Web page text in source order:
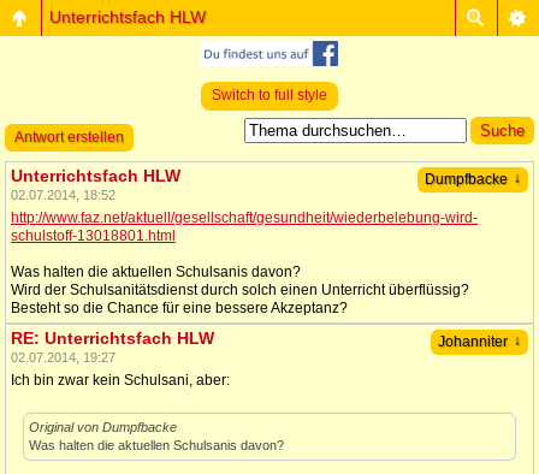
Unterrichtsfach HLW
Switch to full style
Antwort erstellen
Dumpfbacke ↓
Unterrichtsfach HLW
02.07.2014, 18:52
http://www.faz.net/aktuell/gesellschaft/gesundheit/wiederbelebung-wird-
schulstoff-13018801.html
Was halten die aktuellen Schulsanis davon?
Wird der Schulsanitätsdienst durch solch einen Unterricht überflüssig?
Besteht so die Chance für eine bessere Akzeptanz?
Johanniter ↓
RE: Unterrichtsfach HLW
02.07.2014, 19:27
Ich bin zwar kein Schulsani, aber:
Original von Dumpfbacke
Was halten die aktuellen Schulsanis davon?